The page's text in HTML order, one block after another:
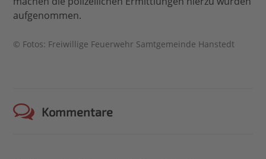
aufgenommen.
© Fotos: Freiwillige Feuerwehr Samtgemeinde Hanstedt
Kommentare